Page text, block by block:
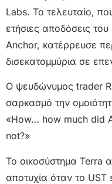
Labs. Το τελευταίο,
ετήσιες αποδόσεις
Anchor, κατέρρευσε
δισεκατομμύρια σε
Ο ψευδώνυμος trader
σαρκασμό την
«How… how much did
not?»
Το οικοσύστημα Terra
αποτυχία όταν το